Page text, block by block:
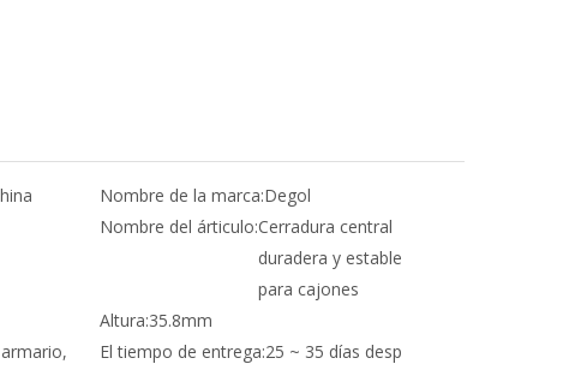
Nombre de la marca:Degol
Nombre del árticulo:Cerradura central
duradera y estable
para cajones
Altura:35.8mm
El tiempo de entrega:25 ~ 35 días desp